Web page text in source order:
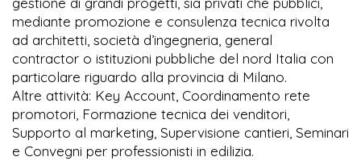
mediante promozione e consulenza tecnica rivolta
ad architetti, società d’ingegneria, general
contractor o istituzioni pubbliche del nord Italia con
particolare riguardo alla provincia di Milano.
Altre attività: Key Account, Coordinamento rete
promotori, Formazione tecnica dei venditori,
Supporto al marketing, Supervisione cantieri, Seminari
e Convegni per professionisti in edilizia.